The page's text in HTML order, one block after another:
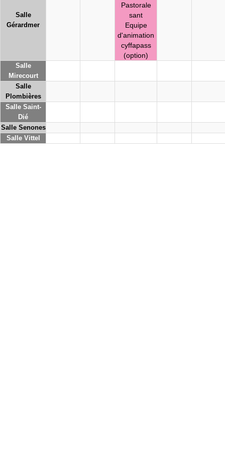
Salle
Gérardmer
Pastorale
sant
Equipe
d'animation
cyffapass
(option)
Salle
Mirecourt
Salle
Plombières
Salle Saint-
Dié
Salle Senones
Salle Vittel